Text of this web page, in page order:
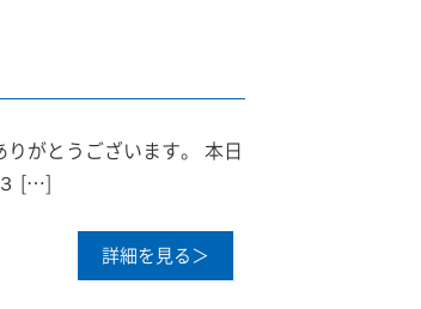
がとうございます。 本日
[…]
詳細を見る＞